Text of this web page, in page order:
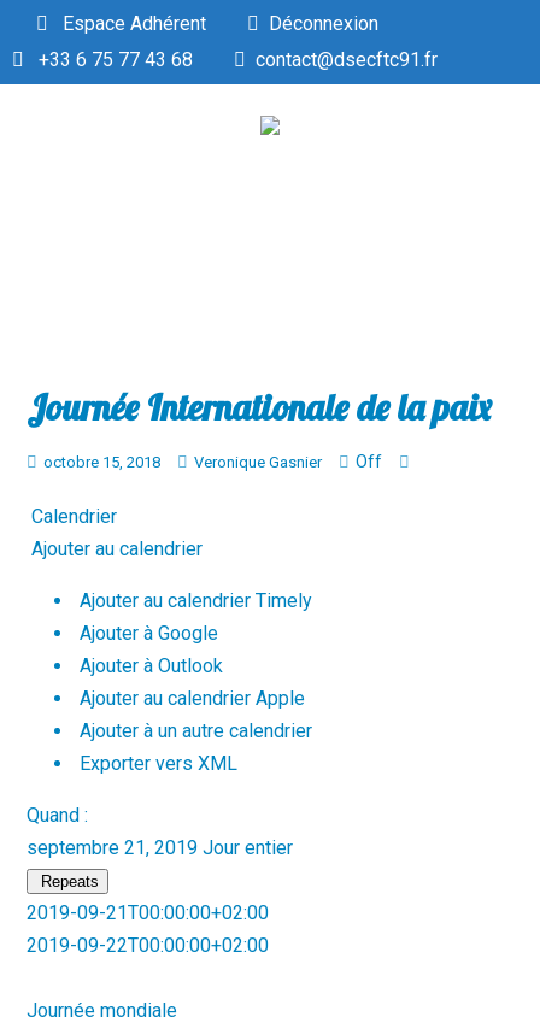
Espace Adhérent
Déconnexion
+33 6 75 77 43 68
contact@dsecftc91.fr
Journée Internationale de la paix
octobre 15, 2018 Veronique Gasnier Off
Calendrier
Ajouter au calendrier
Ajouter au calendrier Timely
Ajouter à Google
Ajouter à Outlook
Ajouter au calendrier Apple
Ajouter à un autre calendrier
Exporter vers XML
Quand :
septembre 21, 2019Jour entier
Repeats
2019-09-21T00:00:00+02:00
2019-09-22T00:00:00+02:00
Journée mondiale